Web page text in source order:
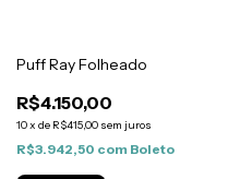
Puff Ray Folheado
R$4.150,00
10x de R$415,00 sem juros
R$3.942,50 com Boleto